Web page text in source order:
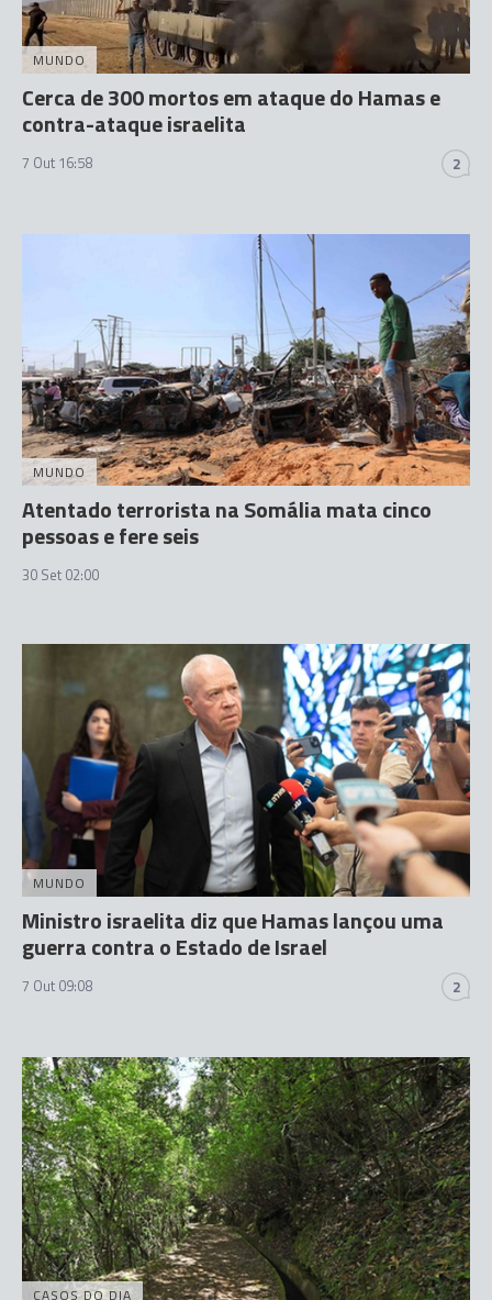
MUNDO
Cerca de 300 mortos em ataque do Hamas e
contra-ataque israelita
7 Out 16:58 2
MUNDO
Atentado terrorista na Somália mata cinco
pessoas e fere seis
30 Set 02:00
MUNDO
Ministro israelita diz que Hamas lançou uma
guerra contra o Estado de Israel
7 Out 09:08 2
CASOS DO DIA